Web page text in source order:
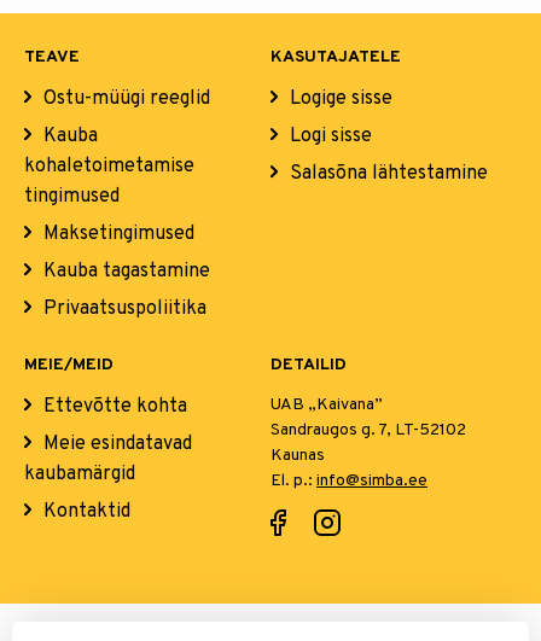
TEAVE
Ostu-müügi reeglid
Kauba
kohaletoimetamise
tingimused
Maksetingimused
Kauba tagastamine
Privaatsuspoliitika
KASUTAJATELE
Logige sisse
Logi sisse
Salasõna lähtestamine
MEIE/MEID
Ettevõtte kohta
Meie esindatavad
kaubamärgid
Kontaktid
DETAILID
UAB „Kaivana”
Sandraugos g. 7, LT-52102
Kaunas
El. p.: info@simba.ee